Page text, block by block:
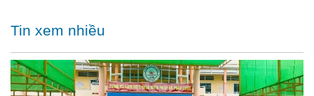
Tin xem nhiều